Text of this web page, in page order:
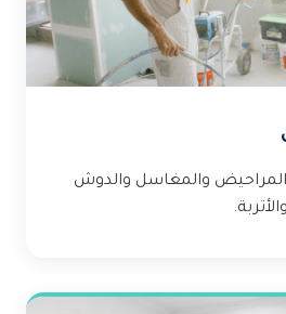
والمغاسل والدوش